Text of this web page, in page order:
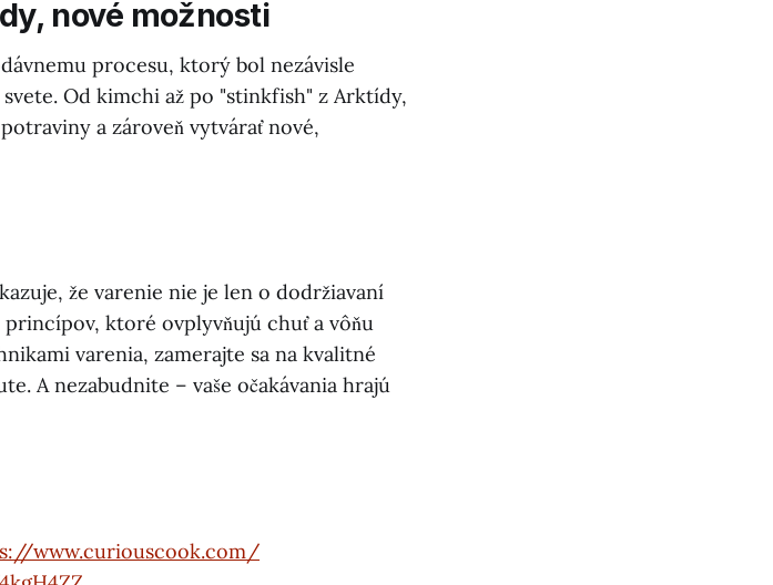
nové možnosti
procesu, ktorý bol nezávisle
Od kimchi až po "stinkfish" z Arktídy,
a zároveň vytvárať nové,
že varenie nie je len o dodržiavaní
ktoré ovplyvňujú chuť a vôňu
varenia, zamerajte sa na kvalitné
A nezabudnite – vaše očakávania hrajú
www.curiouscook.com/